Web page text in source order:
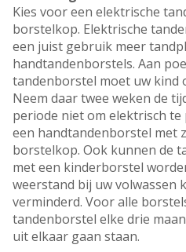
Kies voor een elektrische
borstelkop. Elektrische
een juist gebruik meer
handtandenborstels. Aan
tandenborstel moet uw kind
Neem daar twee weken de
periode niet om elektrisch te
een handtandenborstel met
borstelkop. Ook kunnen de
met een kinderborstel
weerstand bij uw volwassen
verminderd. Voor alle
tandenborstel elke drie
uit elkaar gaan staan.